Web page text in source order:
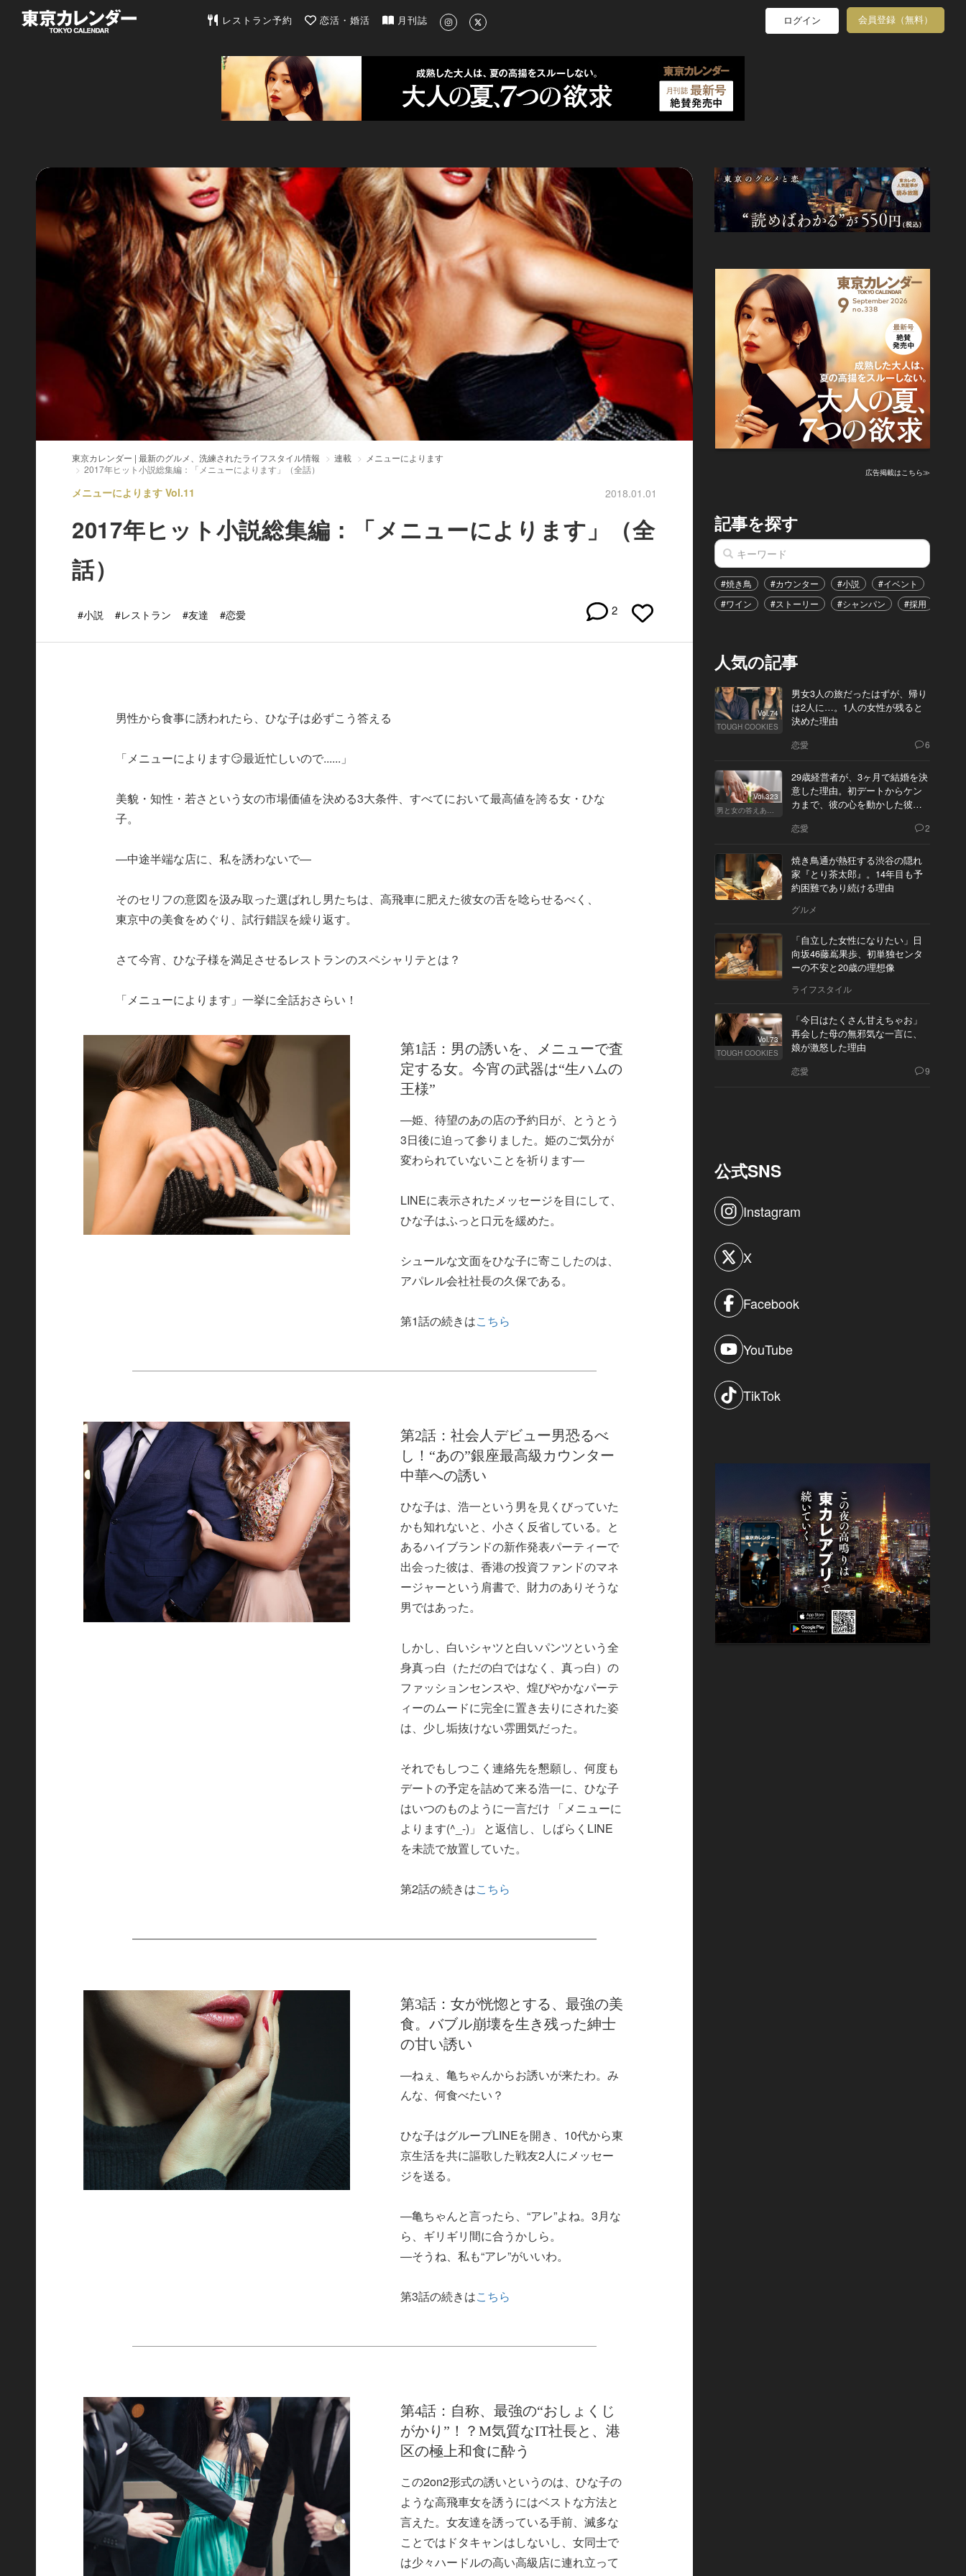
東京カレンダー | 最新のグルメ、洗練されたライフスタイル情報
レストラン予約 恋活・婚活 月刊誌 ログイン 会員登録（無料）
東京カレンダー | 最新のグルメ、洗練されたライフスタイル情報 連載
メニューによります
2017年ヒット小説総集編：「メニューによります」（全話）
メニューによります Vol.11 2018.01.01
2017年ヒット小説総集編：「メニューによります」（全
話）
#小説 #レストラン #友達 #恋愛 2
男性から食事に誘われたら、ひな子は必ずこう答える
「メニューによります😏最近忙しいので......」
美貌・知性・若さという女の市場価値を決める3大条件、すべてにおいて最高値を誇る女・ひな
子。
―中途半端な店に、私を誘わないで―
そのセリフの意図を汲み取った選ばれし男たちは、高飛車に肥えた彼女の舌を唸らせるべく、
東京中の美食をめぐり、試行錯誤を繰り返す。
さて今宵、ひな子様を満足させるレストランのスペシャリテとは？
「メニューによります」一挙に全話おさらい！
第1話：男の誘いを、メニューで査
定する女。今宵の武器は“生ハムの
王様”
―姫、待望のあの店の予約日が、とうとう
3日後に迫って参りました。姫のご気分が
変わられていないことを祈ります―
LINEに表示されたメッセージを目にして、
ひな子はふっと口元を緩めた。
シュールな文面をひな子に寄こしたのは、
アパレル会社社長の久保である。
第1話の続きはこちら
第2話：社会人デビュー男恐るべ
し！“あの”銀座最高級カウンター
中華への誘い
ひな子は、浩一という男を見くびっていた
かも知れないと、小さく反省している。と
あるハイブランドの新作発表パーティーで
出会った彼は、香港の投資ファンドのマネ
ージャーという肩書で、財力のありそうな
男ではあった。
しかし、白いシャツと白いパンツという全
身真っ白（ただの白ではなく、真っ白）の
ファッションセンスや、煌びやかなパーテ
ィーのムードに完全に置き去りにされた姿
は、少し垢抜けない雰囲気だった。
それでもしつこく連絡先を懇願し、何度も
デートの予定を詰めて来る浩一に、ひな子
はいつのものように一言だけ 「メニューに
よります(^_-)」 と返信し、しばらくLINE
を未読で放置していた。
第2話の続きはこちら
第3話：女が恍惚とする、最強の美
食。バブル崩壊を生き残った紳士
の甘い誘い
―ねぇ、亀ちゃんからお誘いが来たわ。み
んな、何食べたい？
ひな子はグループLINEを開き、10代から東
京生活を共に謳歌した戦友2人にメッセー
ジを送る。
―亀ちゃんと言ったら、“アレ”よね。3月な
ら、ギリギリ間に合うかしら。
―そうね、私も“アレ”がいいわ。
第3話の続きはこちら
第4話：自称、最強の“おしょくじ
がかり”！？M気質なIT社長と、港
区の極上和食に酔う
この2on2形式の誘いというのは、ひな子の
ような高飛車女を誘うにはベストな方法と
言えた。女友達を誘っている手前、滅多な
ことではドタキャンはしないし、女同士で
は少々ハードルの高い高級店に連れ立って
広告掲載はこちら≫
記事を探す
#焼き鳥 #カウンター #小説 #イベント
#ワイン
#ストーリー #シャンパン #採用
人気の記事
Vol.74
TOUGH COOKIES
男女3人の旅だったはずが、帰り
は2人に…。1人の女性が残ると
決めた理由
恋愛 6
Vol.323
男と女の答えあわせ【Q】
29歳経営者が、3ヶ月で結婚を決
意した理由。初デートからケン
カまで、彼の心を動かした彼女
恋愛 2
焼き鳥通が熱狂する渋谷の隠れ
家『とり茶太郎』。14年目も予
約困難であり続ける理由
グルメ
「自立した女性になりたい」日
向坂46藤嶌果歩、初単独センタ
ーの不安と20歳の理想像
ライフスタイル
Vol.73
TOUGH COOKIES
「今日はたくさん甘えちゃお」
再会した母の無邪気な一言に、
娘が激怒した理由
恋愛 9
公式SNS
Instagram
X
Facebook
YouTube
TikTok